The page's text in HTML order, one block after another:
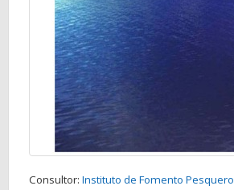
Consultor: Instituto de Fomento Pesquero